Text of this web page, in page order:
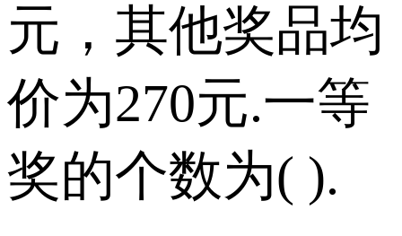
元，其他奖品均
价为270元.一等
奖的个数为( ).